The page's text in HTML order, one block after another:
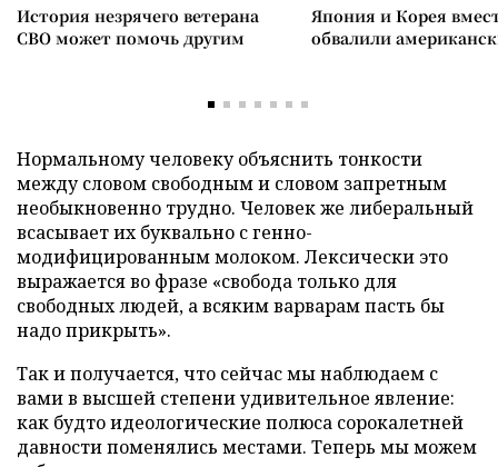
История незрячего ветерана
СВО может помочь другим
Япония и Корея
обвалили
Нормальному человеку объяснить тонкости
между словом свободным и словом запретным
необыкновенно трудно. Человек же либеральный
всасывает их буквально с генно-
модифицированным молоком. Лексически это
выражается во фразе «свобода только для
свободных людей, а всяким варварам пасть бы
надо прикрыть».
Так и получается, что сейчас мы наблюдаем с
вами в высшей степени удивительное явление:
как будто идеологические полюса сорокалетней
давности поменялись местами. Теперь мы можем